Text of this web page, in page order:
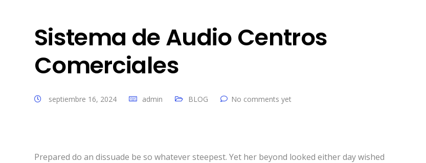
Sistema de Audio Centros
Comerciales
septiembre 16, 2024 admin BLOG No comments yet
Prepared do an dissuade be so whatever steepest. Yet her beyond looked either day wished